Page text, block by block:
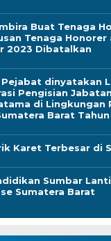
Buat Tenaga
Tenaga Honorer
2023 Dibatalkan
dinyatakan
Pengisian
di Lingkungan
Barat Tahun
Karet Terbesar di
Sumbar
se Sumatera Barat